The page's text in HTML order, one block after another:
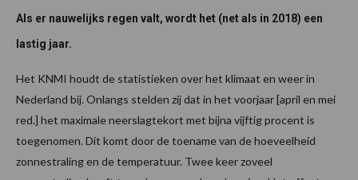
Als er nauwelijks regen valt, wordt het (net als in 2018) een
lastig jaar.
Het KNMI houdt de statistieken over het klimaat en weer in
Nederland bij. Onlangs stelden zij dat in het voorjaar [april en mei
red.] het maximale neerslagtekort met bijna vijftig procent is
toegenomen. Dit komt door de toename van de hoeveelheid
zonnestraling en de temperatuur. Twee keer zoveel